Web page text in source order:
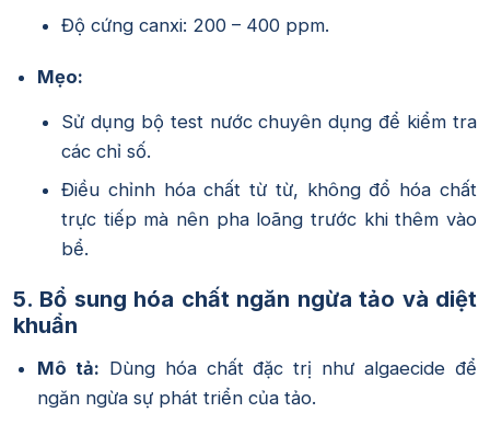
Độ cứng canxi: 200 – 400 ppm.
Mẹo:
Sử dụng bộ test nước chuyên dụng để kiểm tra
các chỉ số.
Điều chỉnh hóa chất từ từ, không đổ hóa chất
trực tiếp mà nên pha loãng trước khi thêm vào
bể.
5. Bổ sung hóa chất ngăn ngừa tảo và diệt
khuẩn
Mô tả: Dùng hóa chất đặc trị như algaecide để
ngăn ngừa sự phát triển của tảo.